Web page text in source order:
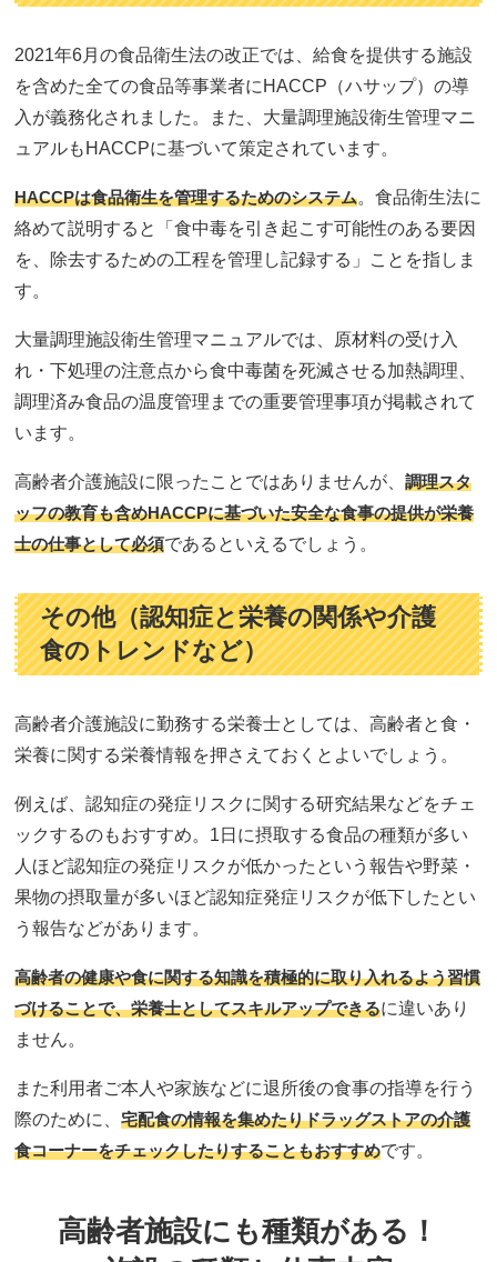
2021年6月の食品衛生法の改正では、給食を提供する施設
を含めた全ての食品等事業者にHACCP（ハサップ）の導
入が義務化されました。また、大量調理施設衛生管理マニ
ュアルもHACCPに基づいて策定されています。
HACCPは食品衛生を管理するためのシステム。食品衛生法に
絡めて説明すると「食中毒を引き起こす可能性のある要因
を、除去するための工程を管理し記録する」ことを指しま
す。
大量調理施設衛生管理マニュアルでは、原材料の受け入
れ・下処理の注意点から食中毒菌を死滅させる加熱調理、
調理済み食品の温度管理までの重要管理事項が掲載されて
います。
高齢者介護施設に限ったことではありませんが、調理スタ
ッフの教育も含めHACCPに基づいた安全な食事の提供が栄養
士の仕事として必須であるといえるでしょう。
その他（認知症と栄養の関係や介護
食のトレンドなど）
高齢者介護施設に勤務する栄養士としては、高齢者と食・
栄養に関する栄養情報を押さえておくとよいでしょう。
例えば、認知症の発症リスクに関する研究結果などをチェ
ックするのもおすすめ。1日に摂取する食品の種類が多い
人ほど認知症の発症リスクが低かったという報告や野菜・
果物の摂取量が多いほど認知症発症リスクが低下したとい
う報告などがあります。
高齢者の健康や食に関する知識を積極的に取り入れるよう習慣
づけることで、栄養士としてスキルアップできるに違いあり
ません。
また利用者ご本人や家族などに退所後の食事の指導を行う
際のために、宅配食の情報を集めたりドラッグストアの介護
食コーナーをチェックしたりすることもおすすめです。
高齢者施設にも種類がある！